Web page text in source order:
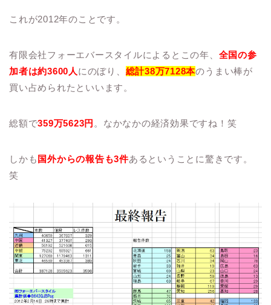
これが2012年のことです。
有限会社フォーエバースタイルによるとこの年、 全国の参
加者は約3600人 にのぼり、 総計38万7128本のうまい棒が
買い占められたといいます。
総額で359万5623円 。なかなかの経済効果ですね！笑
しかも 国外からの報告も3件あるということに驚きです。
笑